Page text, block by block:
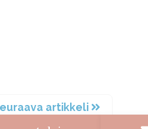
artikkeli